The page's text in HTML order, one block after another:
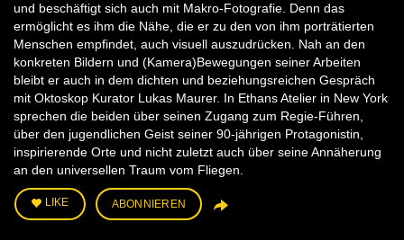
und beschäftigt sich auch mit Makro-Fotografie. Denn das
ermöglicht es ihm die Nähe, die er zu den von ihm porträtierten
Menschen empfindet, auch visuell auszudrücken. Nah an den
konkreten Bildern und (Kamera)Bewegungen seiner Arbeiten
bleibt er auch in dem dichten und beziehungsreichen Gespräch
mit Oktoskop Kurator Lukas Maurer. In Ethans Atelier in New York
sprechen die beiden über seinen Zugang zum Regie-Führen,
über den jugendlichen Geist seiner 90-jährigen Protagonistin,
inspirierende Orte und nicht zuletzt auch über seine Annäherung
an den universellen Traum vom Fliegen.
LIKE ABONNIEREN